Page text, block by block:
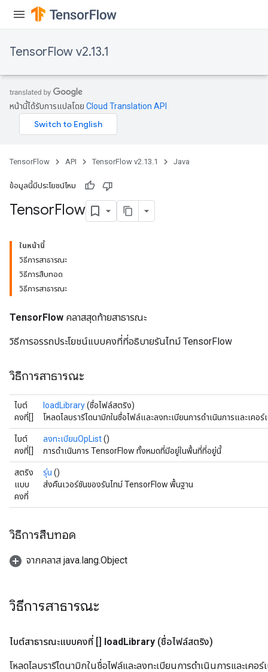
TensorFlow v2.13.1
หน้านี้ได้รับการแปลโดย Cloud Translation API
TensorFlow API TensorFlow v2.13.1 Java
ข้อมูลนี้มีประโยชน์ไหม
TensorFlow
ในหน้านี้
วิธีการสาธารณะ
วิธีการสืบทอด
วิธีการสาธารณะ
TensorFlow คลาสสุดท้ายสาธารณะ
วิธีการอรรถประโยชน์แบบคงที่ที่อธิบายรันไทม์ TensorFlow
วิธีการสาธารณะ
ไบต์
คงที่[]
loadLibrary(ชื่อไฟล์สตริง)
โหลดไลบรารีไดนามิกในชื่อไฟล์และลงทะเบียนการดำเนินการและเคอ
ไบต์
คงที่[]
ลงทะเบียนOpList()
การดำเนินการ TensorFlow ทั้งหมดที่มีอยู่ในพื้นที่ที่อยู่นี้
สตริง
แบบ
คงที่
รุ่น ()
ส่งคืนเวอร์ชันของรันไทม์ TensorFlow พื้นฐาน
วิธีการสืบทอด
จากคลาส java.lang.Object
วิธีการสาธารณะ
ไบต์สาธารณะแบบคงที่ [] loadLibrary (ชื่อไฟล์สตริง)
โหลดไลบรารีไดนามิกในชื่อไฟล์และลงทะเบียนการดำเนินการและเคอ